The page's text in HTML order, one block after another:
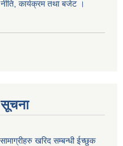
कार्यक्रम तथा बजेट ।
सूचना
खरिद सम्बन्धी ईच्छुक